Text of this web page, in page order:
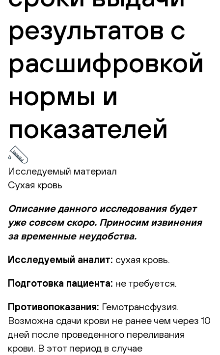
результатов с
расшифровкой
нормы и
показателей
Исследуемый материал
Сухая кровь
Описание данного исследования будет
уже совсем скоро. Приносим извинения
за временные неудобства.
Исследуемый аналит: сухая кровь.
Подготовка пациента: не требуется.
Противопоказания: Гемотрансфузия.
Возможна сдачи крови не ранее чем через 10
дней после проведенного переливания
крови. В этот период в случае